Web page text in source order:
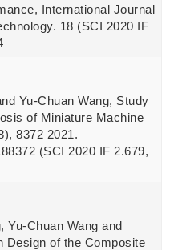
International Journal
18 (SCI 2020 IF
Yu-Chuan Wang, Study
of Miniature Machine
8372 2021.
(SCI 2020 IF 2.679,
Yu-Chuan Wang and
Design of the Composite